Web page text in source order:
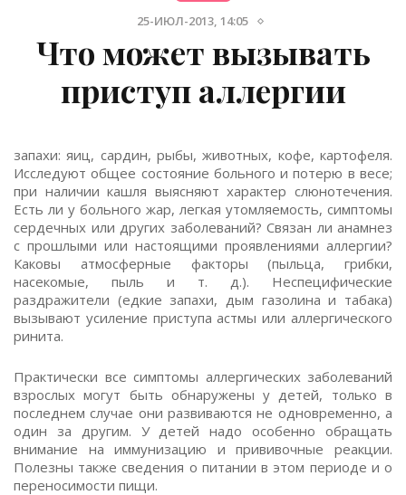
25-ИЮЛ-2013, 14:05
Что может вызывать
приступ аллергии
запахи: яиц, сардин, рыбы, животных, кофе, картофеля.
Исследуют общее состояние больного и потерю в весе;
при наличии кашля выясняют характер слюнотечения.
Есть ли у больного жар, легкая утомляемость, симптомы
сердечных или других заболеваний? Связан ли анамнез
с прошлыми или настоящими проявлениями аллергии?
Каковы атмосферные факторы (пыльца, грибки,
насекомые, пыль и т. д.). Неспецифические
раздражители (едкие запахи, дым газолина и табака)
вызывают усиление приступа астмы или аллергического
ринита.
Практически все симптомы аллергических заболеваний
взрослых могут быть обнаружены у детей, только в
последнем случае они развиваются не одновременно, а
один за другим. У детей надо особенно обращать
внимание на иммунизацию и прививочные реакции.
Полезны также сведения о питании в этом периоде и о
переносимости пищи.